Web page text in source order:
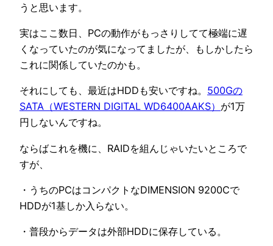
うと思います。
実はここ数日、PCの動作がもっさりしてて極端に遅
くなっていたのが気になってましたが、もしかしたら
これに関係していたのかも。
それにしても、最近はHDDも安いですね。 500Gの
SATA（WESTERN DIGITAL WD6400AAKS） が1万
円しないんですね。
ならばこれを機に、RAIDを組んじゃいたいところで
すが、
・うちのPCはコンパクトなDIMENSION 9200Cで
HDDが1基しか入らない。
・普段からデータは外部HDDに保存している。